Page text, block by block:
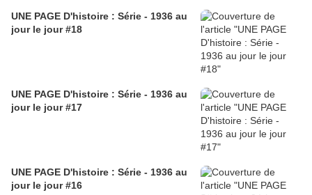
UNE PAGE D'histoire : Série - 1936 au
jour le jour #18
UNE PAGE D'histoire : Série - 1936 au
jour le jour #17
UNE PAGE D'histoire : Série - 1936 au
jour le jour #16